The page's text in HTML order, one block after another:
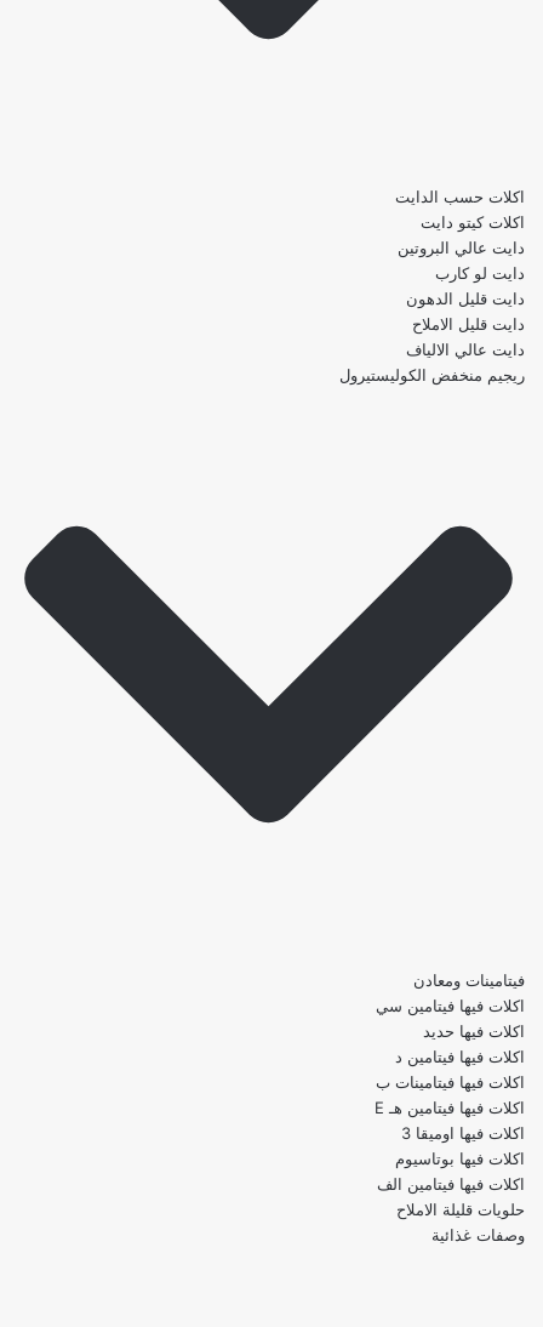
اكلات حسب الدايت
اكلات كيتو دايت
دايت عالي البروتين
دايت لو كارب
دايت قليل الدهون
دايت قليل الاملاح
دايت عالي الالياف
ريجيم منخفض الكوليستيرول
فيتامينات ومعادن
اكلات فيها فيتامين سي
اكلات فيها حديد
اكلات فيها فيتامين د
اكلات فيها فيتامينات ب
اكلات فيها فيتامين هـ E
اكلات فيها اوميقا 3
اكلات فيها بوتاسيوم
اكلات فيها فيتامين الف
حلويات قليلة الاملاح
وصفات غذائية